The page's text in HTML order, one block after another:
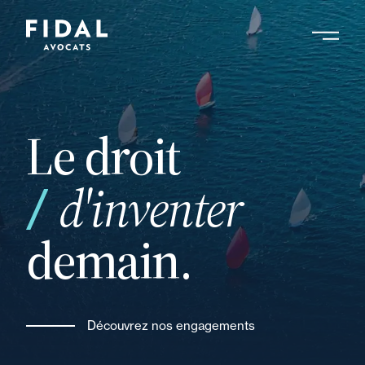
Aller
au
contenu
principalRechercher un mot clé, un professionnel ....
Le droit
d'inventer
demain.
Découvrez nos engagements